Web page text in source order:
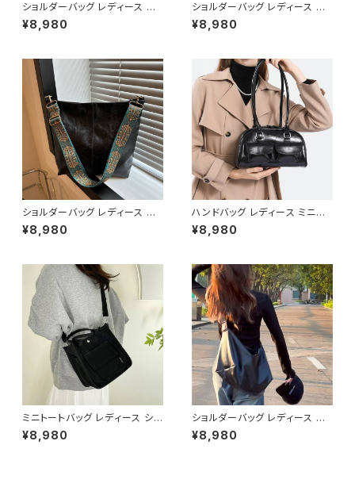
ショルダーバッグ レディース ミ
ニバッグ 2WAYバッグ フリンジ
デザインバッグ 韓国風バッグ お
¥8,980
ショルダーバッグ レディース ミ
ニバッグ 2WAYバッグ ハンドバ
ッグ 斜めがけバッグ レトロバッ
¥8,980
ショルダーバッグ レディース 大
容量バッグ ワイドストラップバッ
グ カジュアルバッグ 韓国風バッ
ジュ K-B0306
¥8,980
ハンドバッグ レディース ミニバ
ッグ ショルダーバッグ レトロバッ
グ 韓国風バッグ コンパクトバッ
ン ホワイト K-B0305
¥8,980
ミニトートバッグ レディース ショ
ルダーバッグ キャンバスバッグ 2
WAYバッグ カジュアルバッグ 韓
¥8,980
ショルダーバッグ レディース 大
容量バッグ ワンショルダーバッグ
カジュアルバッグ 肩掛けバッグ
¥8,980